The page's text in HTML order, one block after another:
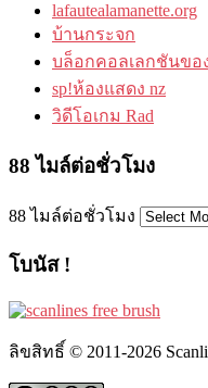
lafautealamanette.org
บ้านกระจก
บล็อกคอลเลกชันของ
sp!ห้องแสดง nz
วิดีโอเกม Rad
88 ไมล์ต่อชั่วโมง
88 ไมล์ต่อชั่วโมง
โบนัส !
ลิขสิทธิ์ © 2011-2026